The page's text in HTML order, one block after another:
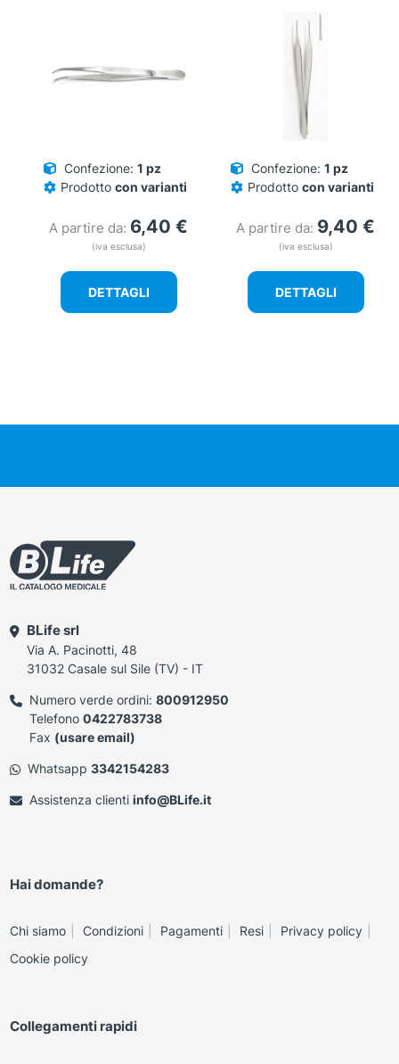
Confezione: 1 pz
Prodotto con varianti
A partire da: 6,40 €
(iva esclusa)
DETTAGLI
Confezione: 1 pz
Prodotto con varianti
A partire da: 9,40 €
(iva esclusa)
DETTAGLI
BLife srl
Via A. Pacinotti, 48
31032 Casale sul Sile (TV) - IT
Numero verde ordini: 800912950
Telefono 0422783738
Fax (usare email)
Whatsapp 3342154283
Assistenza clienti info@BLife.it
Hai domande?
Chi siamo Condizioni Pagamenti Resi
Privacy policy
Cookie policy
Collegamenti rapidi